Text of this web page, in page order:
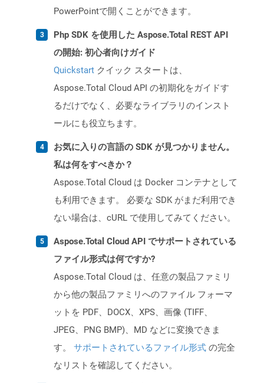
PowerPointで開くことができます。
Php SDK を使用した Aspose.Total REST API
の開始: 初心者向けガイド
Quickstart クイック スタートは、
Aspose.Total Cloud API の初期化をガイドす
るだけでなく、必要なライブラリのインスト
ールにも役立ちます。
お気に入りの言語の SDK が見つかりません。
私は何をすべきか？
Aspose.Total Cloud は Docker コンテナとして
も利用できます。 必要な SDK がまだ利用でき
ない場合は、cURL で使用してみてください。
Aspose.Total Cloud API でサポートされている
ファイル形式は何ですか?
Aspose.Total Cloud は、任意の製品ファミリ
から他の製品ファミリへのファイル フォーマ
ットを PDF、DOCX、XPS、画像 (TIFF、
JPEG、PNG BMP)、MD などに変換できま
す。 サポートされているファイル形式 の完全
なリストを確認してください。